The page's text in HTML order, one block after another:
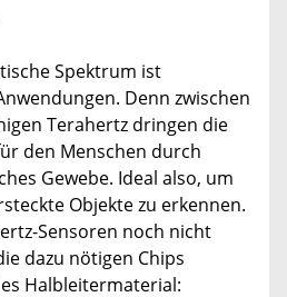
Spektrum ist
Denn zwischen
Terahertz dringen die
den Menschen durch
Gewebe. Ideal also, um
Objekte zu erkennen.
Sensoren noch nicht
dazu nötigen Chips
Halbleitermaterial: